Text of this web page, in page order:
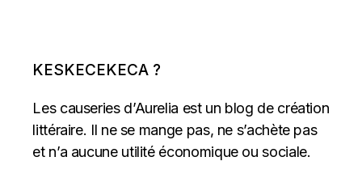
KESKECEKECA ?
Les causeries d’Aurelia est un blog de création
littéraire. Il ne se mange pas, ne s’achète pas
et n’a aucune utilité économique ou sociale.